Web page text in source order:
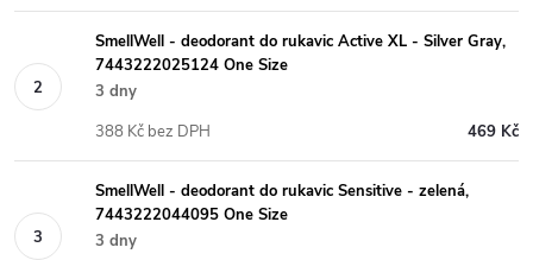
SmellWell - deodorant do rukavic Active XL - Silver Gray,
7443222025124 One Size
3 dny
469 Kč
388 Kč bez DPH
SmellWell - deodorant do rukavic Sensitive - zelená,
7443222044095 One Size
3 dny